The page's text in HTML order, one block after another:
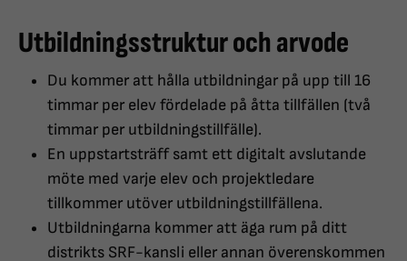
Utbildningsstruktur och arvode
Du kommer att hålla utbildningar på upp till 16
timmar per elev fördelade på åtta tillfällen (två
timmar per utbildningstillfälle).
En uppstartsträff samt ett digitalt avslutande
möte med varje elev och projektledare
tillkommer utöver utbildningstillfällena.
Utbildningarna kommer att äga rum på ditt
distrikts SRF-kansli eller annan överenskommen